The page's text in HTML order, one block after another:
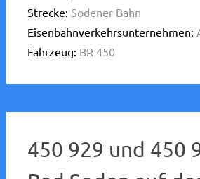
Strecke: Sodener Bahn
Eisenbahnverkehrsunternehmen:
Fahrzeug: BR 450
450 929 und 450